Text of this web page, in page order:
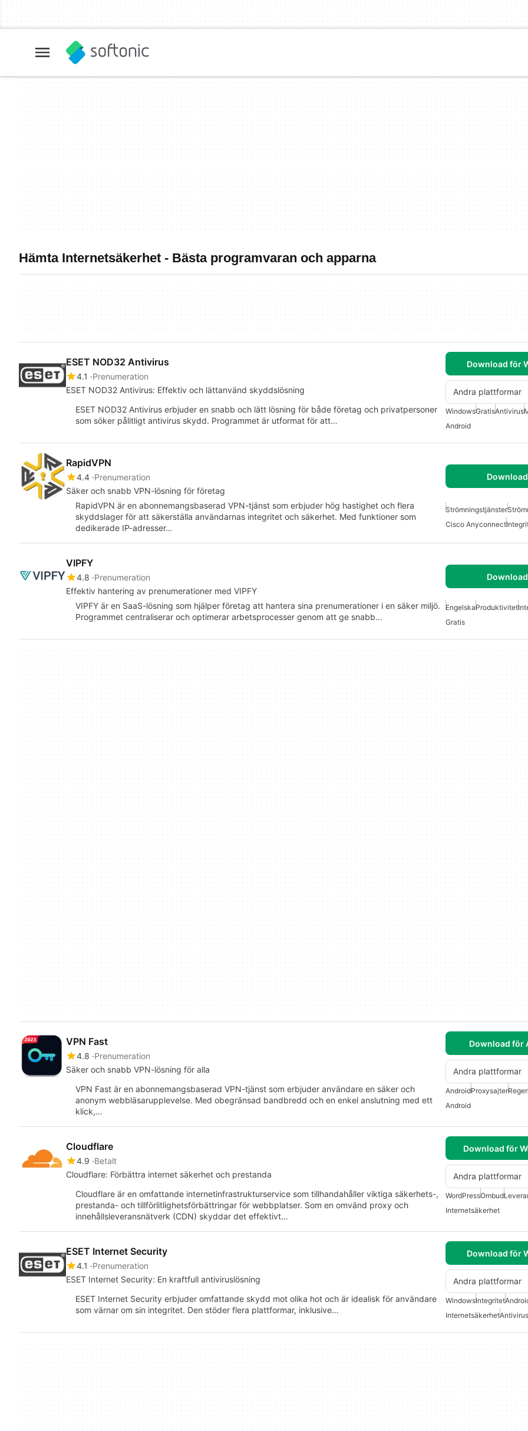
Hämta Internetsäkerhet - Bästa programvaran och apparna
ESET NOD32 Antivirus
4.1
Prenumeration
ESET NOD32 Antivirus: Effektiv och lättanvänd skyddslösning
Download för
Andra plattformar
ESET NOD32 Antivirus erbjuder en snabb och lätt lösning för både företag och privatpersoner
som söker pålitligt antivirus skydd. Programmet är utformat för att…
WindowsGratisAntivirus
Android
RapidVPN
4.4 Prenumeration
Säker och snabb VPN-lösning för företag
RapidVPN är en abonnemangsbaserad VPN-tjänst som erbjuder hög hastighet och flera
skyddslager för att säkerställa användarnas integritet och säkerhet. Med funktioner som
dedikerade IP-adresser…
Strömningstjänster
Cisco Anyconnect
VIPFY
4.8 Prenumeration
Effektiv hantering av prenumerationer med VIPFY
VIPFY är en SaaS-lösning som hjälper företag att hantera sina prenumerationer i en säker miljö.
Programmet centraliserar och optimerar arbetsprocesser genom att ge snabb…
EngelskaProduktivitet
Gratis
VPN Fast
4.8 Prenumeration
Säker och snabb VPN-lösning för alla
Download för
Andra plattformar
VPN Fast är en abonnemangsbaserad VPN-tjänst som erbjuder användare en säker och
anonym webbläsarupplevelse. Med obegränsad bandbredd och en enkel anslutning med ett
klick,…
AndroidProxysajter
Android
Cloudflare
4.9 Betalt
Cloudflare: Förbättra internet säkerhet och prestanda
Download för
Andra plattformar
Cloudflare är en omfattande internetinfrastrukturservice som tillhandahåller viktiga säkerhets-,
prestanda- och tillförlitlighetsförbättringar för webbplatser. Som en omvänd proxy och
innehållsleveransnätverk (CDN) skyddar det effektivt…
WordPressOmbud
Internetsäkerhet
ESET Internet Security
4.1
Prenumeration
ESET Internet Security: En kraftfull antiviruslösning
Download för
Andra plattformar
ESET Internet Security erbjuder omfattande skydd mot olika hot och är idealisk för användare
som värnar om sin integritet. Den stöder flera plattformar, inklusive…
WindowsIntegritet
InternetsäkerhetAntivirus